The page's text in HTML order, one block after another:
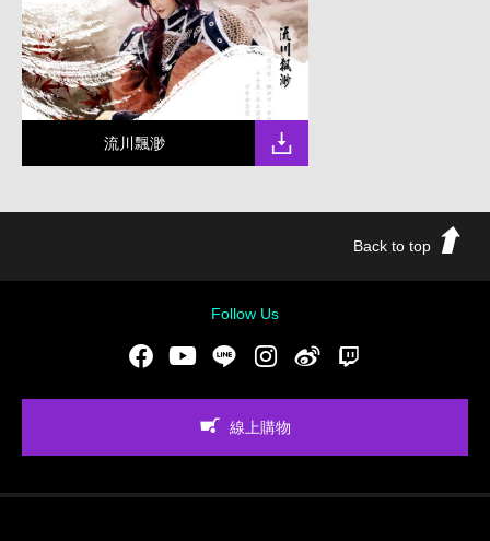
流川飄渺
Back to top
Follow Us
FacebookYoutubeLINE Instgram新浪微博
線上購物